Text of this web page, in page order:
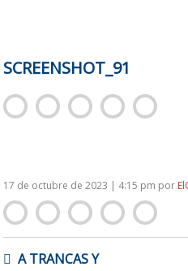
SCREENSHOT_91
17 de octubre de 2023 | 4:15 pm por
DEA TRANCAS Y